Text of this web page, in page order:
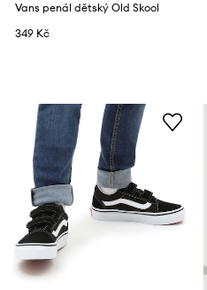
Vans penál dětský Old Skool
349 Kč